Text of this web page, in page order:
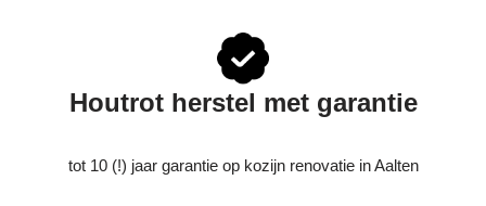
Houtrot herstel met garantie
tot 10 (!) jaar garantie op kozijn renovatie in Aalten